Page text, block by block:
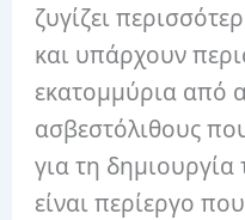
ζυγίζει
και υπάρχουν
εκατομμύρια από
ασβεστόλιθους
για τη
είναι περίεργο